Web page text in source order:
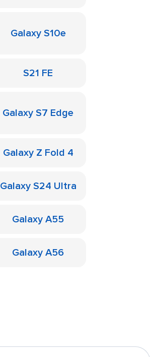
Galaxy S10e
S21 FE
Galaxy S7 Edge
Galaxy Z Fold 4
Galaxy S24 Ultra
Galaxy A55
Galaxy A56